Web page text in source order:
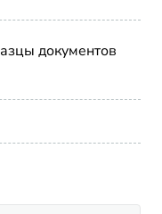
документов